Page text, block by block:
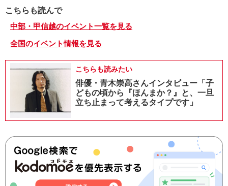
こちらも読んで
中部・甲信越のイベント一覧を見る
全国のイベント情報を見る
こちらも読みたい
俳優・青木崇高さんインタビュー「子
どもの頃から『ほんまか？』と、一旦
立ち止まって考えるタイプです」